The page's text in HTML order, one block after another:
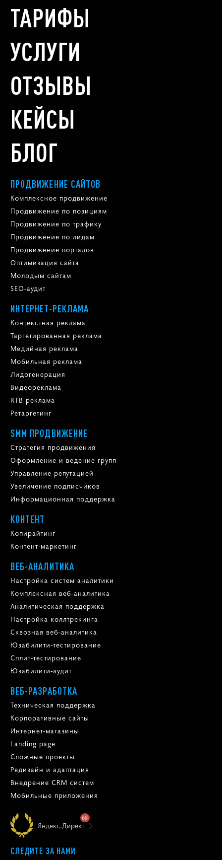
ТАРИФЫ
УСЛУГИ
ОТЗЫВЫ
КЕЙСЫ
БЛОГ
ПРОДВИЖЕНИЕ САЙТОВ
Комплексное продвижение
Продвижение по позициям
Продвижение по трафику
Продвижение по лидам
Продвижение порталов
Оптимизация сайта
Молодым сайтам
SEO-аудит
ИНТЕРНЕТ-РЕКЛАМА
Контекстная реклама
Таргетированная реклама
Медийная реклама
Мобильная реклама
Лидогенерация
Видеореклама
RTB реклама
Ретаргетинг
SMM ПРОДВИЖЕНИЕ
Стратегия продвижения
Оформление и ведение групп
Управление репутацией
Увеличение подписчиков
Информационная поддержка
КОНТЕНТ
Копирайтинг
Контент-маркетинг
ВЕБ-АНАЛИТИКА
Настройка систем аналитики
Комплексная веб-аналитика
Аналитическая поддержка
Настройка коллтрекинга
Сквозная веб-аналитика
Юзабилити-тестирование
Сплит-тестирование
Юзабилити-аудит
ВЕБ-РАЗРАБОТКА
Техническая поддержка
Корпоративные сайты
Интернет-магазины
Landing page
Сложные проекты
Редизайн и адаптация
Внедрение CRM систем
Мобильные приложения
Яндекс.Директ
68
СЛЕДИТЕ ЗА НАМИ